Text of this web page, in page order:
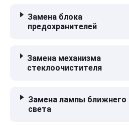
Замена блока
предохранителей
Замена механизма
стеклоочистителя
Замена лампы ближнего
света